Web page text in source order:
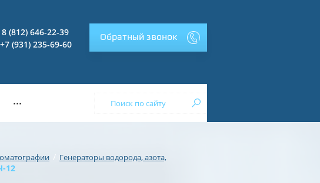
8 (812) 646-22-39
+7 (931) 235-69-60
Обратный звонок
...
/ Генераторы водорода, азота,
12